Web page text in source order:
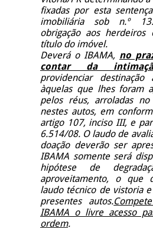
fixadas por esta
imobiliária sob n.º
obrigação aos herdeiros
título do imóvel.
Deverá o IBAMA, no
contar da
providenciar
àquelas que lhes foram
pelos réus, arroladas
nestes autos, em
artigo 107, inciso III, e
6.514/08. O laudo de
doação deverão ser
IBAMA somente será
hipótese de
aproveitamento, o que
laudo técnico de vistoria
presentes autos.
IBAMA o livre acesso
ordem.